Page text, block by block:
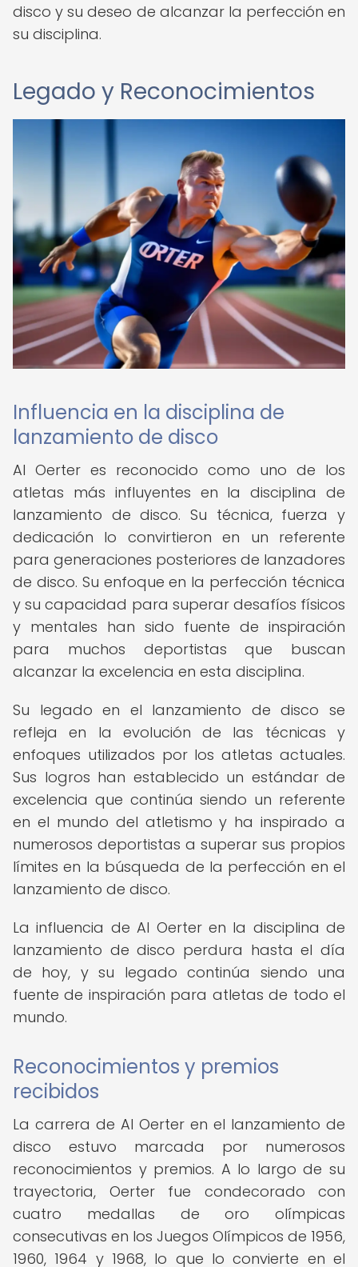
disco y su deseo de alcanzar la perfección en
su disciplina.
Legado y Reconocimientos
Influencia en la disciplina de
lanzamiento de disco
Al Oerter es reconocido como uno de los
atletas más influyentes en la disciplina de
lanzamiento de disco. Su técnica, fuerza y
dedicación lo convirtieron en un referente
para generaciones posteriores de lanzadores
de disco. Su enfoque en la perfección técnica
y su capacidad para superar desafíos físicos
y mentales han sido fuente de inspiración
para muchos deportistas que buscan
alcanzar la excelencia en esta disciplina.
Su legado en el lanzamiento de disco se
refleja en la evolución de las técnicas y
enfoques utilizados por los atletas actuales.
Sus logros han establecido un estándar de
excelencia que continúa siendo un referente
en el mundo del atletismo y ha inspirado a
numerosos deportistas a superar sus propios
límites en la búsqueda de la perfección en el
lanzamiento de disco.
La influencia de Al Oerter en la disciplina de
lanzamiento de disco perdura hasta el día
de hoy, y su legado continúa siendo una
fuente de inspiración para atletas de todo el
mundo.
Reconocimientos y premios
recibidos
La carrera de Al Oerter en el lanzamiento de
disco estuvo marcada por numerosos
reconocimientos y premios. A lo largo de su
trayectoria, Oerter fue condecorado con
cuatro medallas de oro olímpicas
consecutivas en los Juegos Olímpicos de 1956,
1960, 1964 y 1968, lo que lo convierte en el